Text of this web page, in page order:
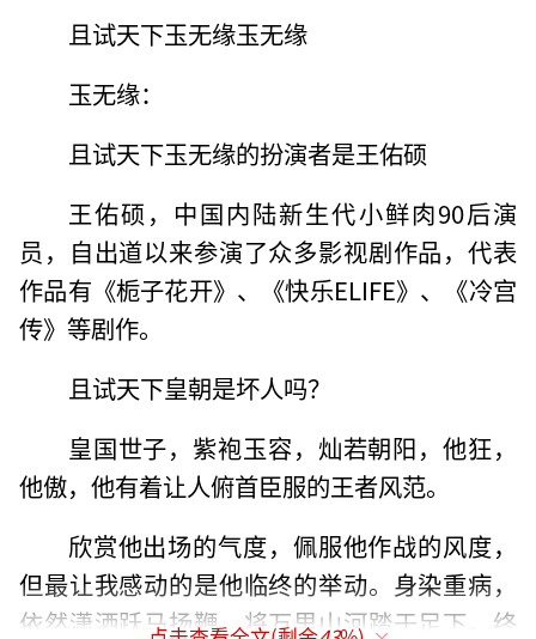
且试天下玉无缘玉无缘
玉无缘：
且试天下玉无缘的扮演者是王佑硕
王佑硕，中国内陆新生代小鲜肉90后演
员，自出道以来参演了众多影视剧作品，代表
作品有《栀子花开》、《快乐ELIFE》、《冷宫
传》等剧作。
且试天下皇朝是坏人吗？
皇国世子，紫袍玉容，灿若朝阳，他狂，
他傲，他有着让人俯首臣服的王者风范。
欣赏他出场的气度，佩服他作战的风度，
但最让我感动的是他临终的举动。身染重病，
依然潇洒跃马扬鞭，将万里山河踏于足下。终